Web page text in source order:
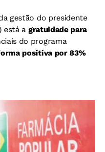
gestão do presidente
está a gratuidade para
do programa
positiva por 83%